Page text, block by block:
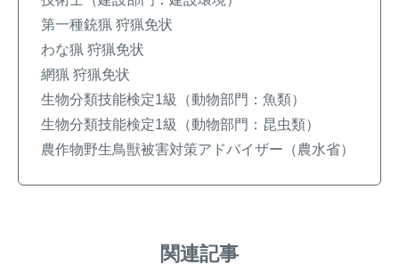
第一種銃猟 狩猟免状
わな猟 狩猟免状
網猟 狩猟免状
生物分類技能検定1級（動物部門：魚類）
生物分類技能検定1級（動物部門：昆虫類）
農作物野生鳥獣被害対策アドバイザー（農水省）
関連記事